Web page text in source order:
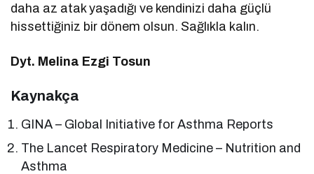
daha az atak yaşadığı ve kendinizi daha güçlü
hissettiğiniz bir dönem olsun. Sağlıkla kalın.
Dyt. Melina Ezgi Tosun
Kaynakça
GINA – Global Initiative for Asthma Reports
The Lancet Respiratory Medicine – Nutrition and
Asthma